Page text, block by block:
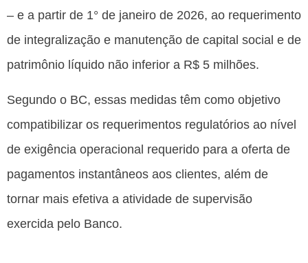
– e a partir de 1° de janeiro de 2026, ao requerimento
de integralização e manutenção de capital social e de
patrimônio líquido não inferior a R$ 5 milhões.
Segundo o BC, essas medidas têm como objetivo
compatibilizar os requerimentos regulatórios ao nível
de exigência operacional requerido para a oferta de
pagamentos instantâneos aos clientes, além de
tornar mais efetiva a atividade de supervisão
exercida pelo Banco.